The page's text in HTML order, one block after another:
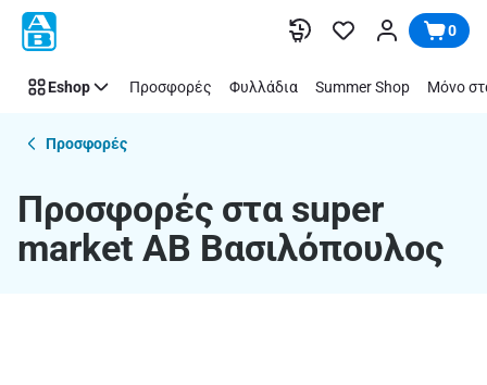
Παράλειψη
Προσφορές
στα
market
Βασιλόπουλος
0
Eshop Προσφορές Φυλλάδια Summer Shop Μόνο
Προσφορές
Προσφορές στα super
market ΑΒ Βασιλόπουλος